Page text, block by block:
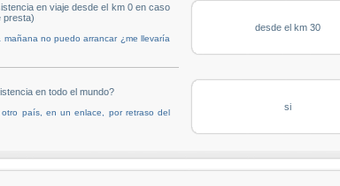
en viaje desde el km 0 en caso
presta)
no puedo arrancar ¿me llevaría
desde el km 30
en todo el mundo?
país, en un enlace, por retraso del
si